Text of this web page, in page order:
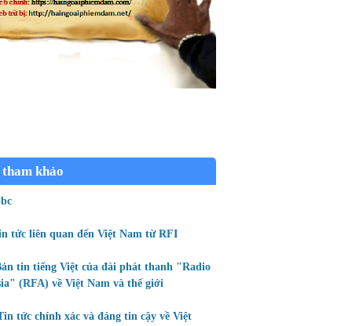
tham khảo
tức liên quan đến Việt Nam từ RFI
tin tiếng Việt của đài phát thanh "Radio
(RFA) về Việt Nam và thế giới
tức chính xác và đáng tin cậy về Việt